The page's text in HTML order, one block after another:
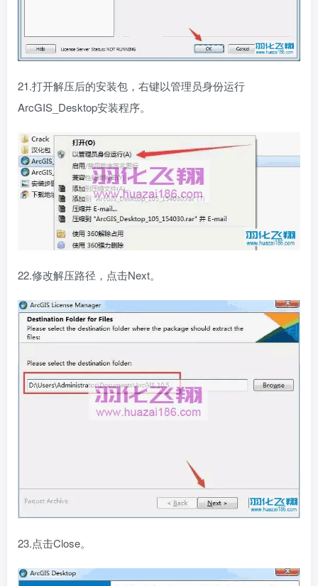
21.打开解压后的安装包，右键以管理员身份运行
ArcGIS_Desktop安装程序。
22.修改解压路径，点击Next。
23.点击Close。